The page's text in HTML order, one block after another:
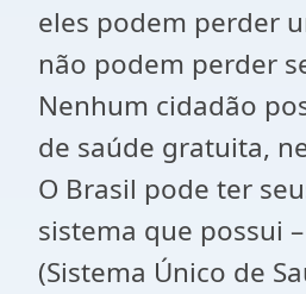
eles podem perder
não podem perder
Nenhum cidadão
de saúde gratuita,
O Brasil pode ter
sistema que possui –
(Sistema Único de